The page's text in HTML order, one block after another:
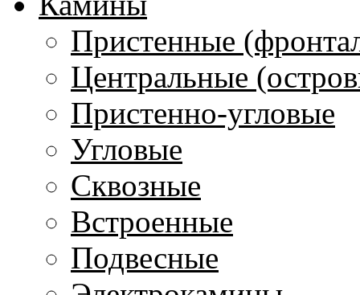
Пристенные
Центральные
Пристенно-угловые
Угловые
Сквозные
Встроенные
Подвесные